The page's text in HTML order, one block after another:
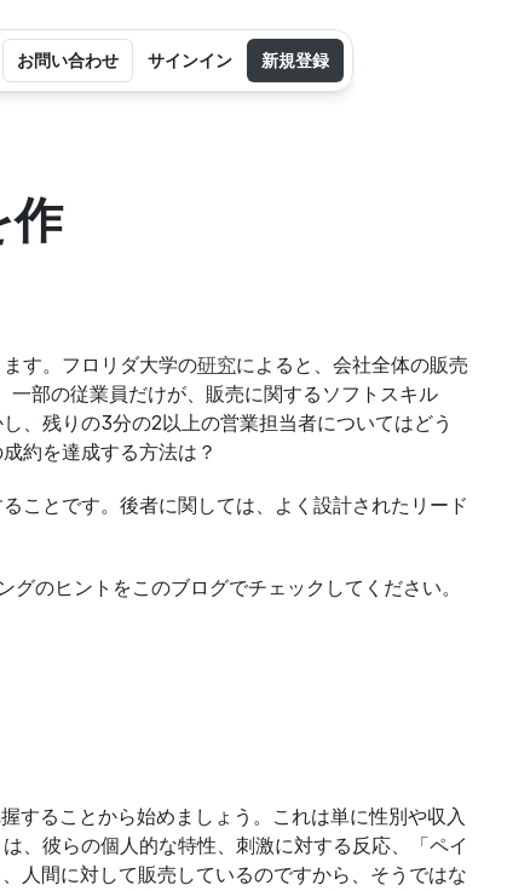
作
す。フロリダ大学の研究によると、会社全体の販売
部の従業員だけが、販売に関するソフトスキル
、残りの3分の2以上の営業担当者についてはどう
約を達成する方法は？
ことです。後者に関しては、よく設計されたリード
のヒントをこのブログでチェックしてください。
することから始めましょう。これは単に性別や収入
、彼らの個人的な特性、刺激に対する反応、「ペイ
人間に対して販売しているのですから、そうではな
お問い合わせ サインイン 新規登録